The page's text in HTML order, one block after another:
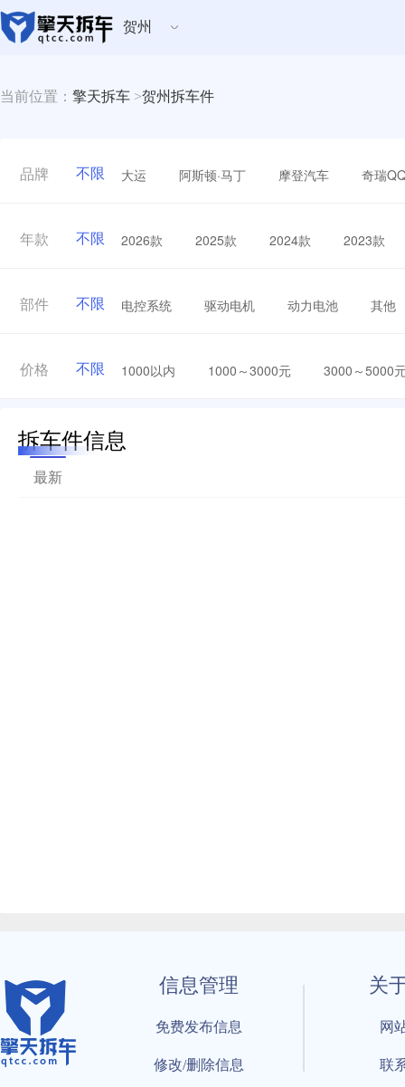
贺州
当前位置： 擎天拆车 >贺州拆车件
品牌 不限 大运 阿斯顿·马丁 摩登汽车 奇瑞
年款 不限 2026款 2025款 2024款 2023款
部件 不限 电控系统 驱动电机 动力电池 其他
价格 不限 1000以内 1000～3000元 3000～5000
拆车件信息
最新
信息管理
免费发布信息
修改/删除信息
关
网
联